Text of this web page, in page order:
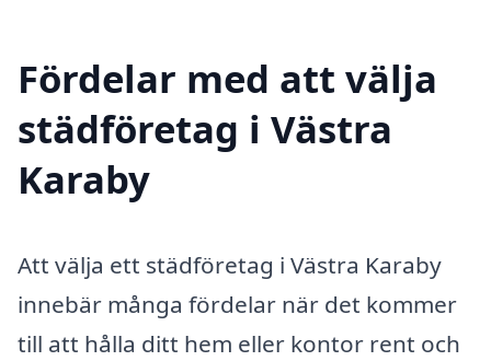
Fördelar med att välja
städföretag i Västra
Karaby
Att välja ett städföretag i Västra Karaby
innebär många fördelar när det kommer
till att hålla ditt hem eller kontor rent och